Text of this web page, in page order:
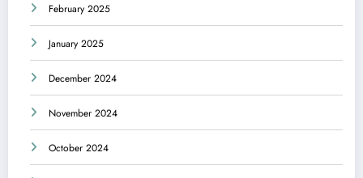
February 2025
January 2025
December 2024
November 2024
October 2024